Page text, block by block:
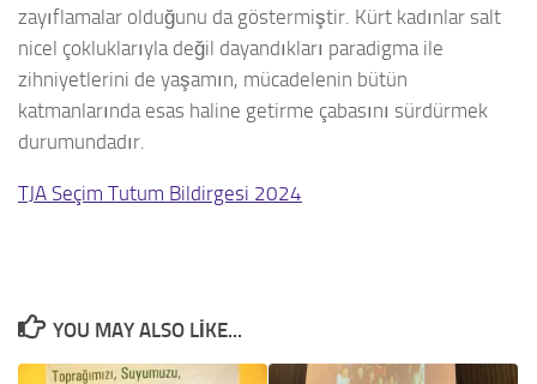
zayıflamalar olduğunu da göstermiştir. Kürt kadınlar salt
nicel çokluklarıyla değil dayandıkları paradigma ile
zihniyetlerini de yaşamın, mücadelenin bütün
katmanlarında esas haline getirme çabasını sürdürmek
durumundadır.
TJA Seçim Tutum Bildirgesi 2024
YOU MAY ALSO LIKE...